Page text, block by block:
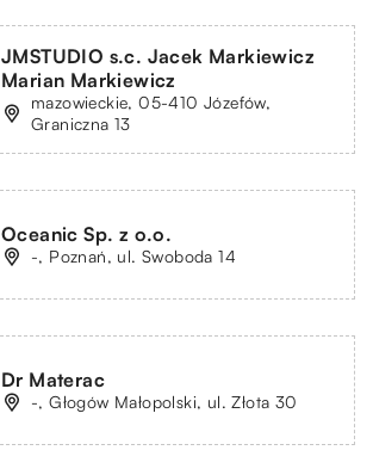
JMSTUDIO s.c. Jacek Markiewicz
Marian Markiewicz
mazowieckie, 05-410 Józefów,
Graniczna 13
Oceanic Sp. z o.o.
-, Poznań, ul. Swoboda 14
Dr Materac
-, Głogów Małopolski, ul. Złota 30